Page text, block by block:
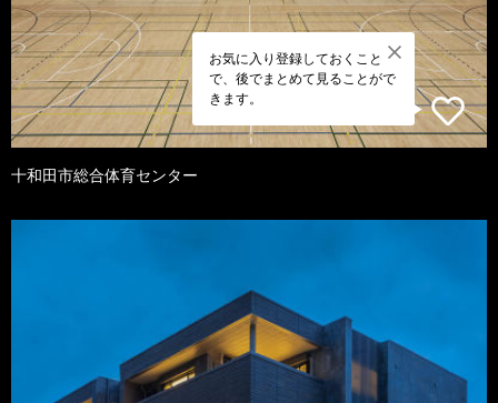
お気に入り登録しておくこと
で、後でまとめて見ることがで
きます。
十和田市総合体育センター